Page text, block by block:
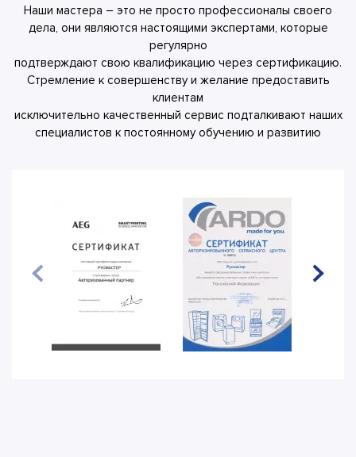
Наши мастера – это не просто профессионалы своего
дела, они являются настоящими экспертами, которые
регулярно
подтверждают свою квалификацию через сертификацию.
Стремление к совершенству и желание предоставить
клиентам
исключительно качественный сервис подталкивают наших
специалистов к постоянному обучению и развитию